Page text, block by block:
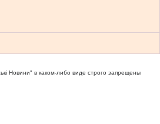
Новини" в каком-либо виде строго запрещены